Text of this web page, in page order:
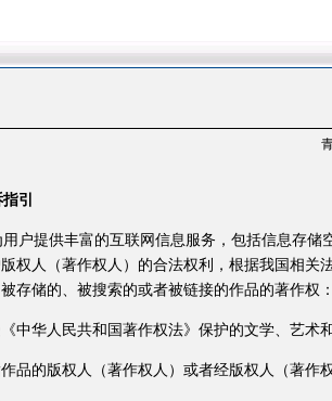
引
户提供丰富的互联网信息服务，包括信息存储
权人（著作权人）的合法权利，根据我国相
存储的、被搜索的或者被链接的作品的著作权
中华人民共和国著作权法》保护的文学、艺术
品的版权人（著作权人）或者经版权人（著作